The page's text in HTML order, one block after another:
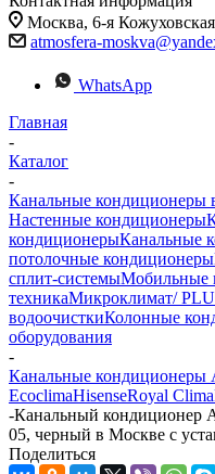
Москва, 6-я
atmosfera-
WhatsApp
Главная
-
Каталог
-
Канальные кондиционеры
Настенные кондиционеры
кондиционерыКанальные
потолочные кондиционеры
сплит-системыМобильные
техникаМикроклимат/
водоочисткиКолонные
оборудования
-
Канальные кондиционеры
EcoclimaHisenseRoyal Clima
-Канальный
05, черный в Москве с
Поделиться